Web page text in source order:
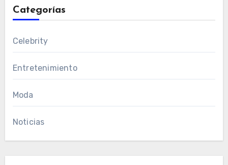
Categorías
Celebrity
Entretenimiento
Moda
Noticias